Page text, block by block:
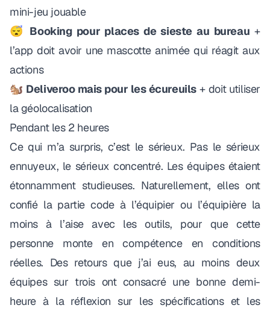
mini-jeu jouable
😴 Booking pour places de sieste au bureau +
l’app doit avoir une mascotte animée qui réagit aux
actions
🐿️ Deliveroo mais pour les écureuils+ doit utiliser
la géolocalisation
Pendant les 2 heures
Ce qui m’a surpris, c’est le sérieux. Pas le sérieux
ennuyeux, le sérieux concentré. Les équipes étaient
étonnamment studieuses. Naturellement, elles ont
confié la partie code à l’équipier ou l’équipière la
moins à l’aise avec les outils, pour que cette
personne monte en compétence en conditions
réelles. Des retours que j’ai eus, au moins deux
équipes sur trois ont consacré une bonne demi-
heure à la réflexion sur les spécifications et les